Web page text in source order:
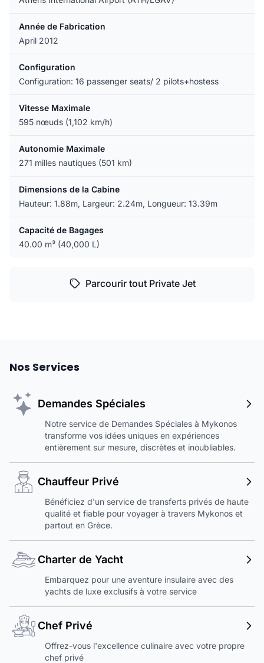
Année de Fabrication
April 2012
Configuration
Configuration: 16 passenger seats/ 2 pilots+hostess
Vitesse Maximale
595 nœuds (1,102 km/h)
Autonomie Maximale
271 milles nautiques (501 km)
Dimensions de la Cabine
Hauteur: 1.88m, Largeur: 2.24m, Longueur: 13.39m
Capacité de Bagages
40.00 m³ (40,000 L)
Parcourir tout Private Jet
Nos Services
Demandes Spéciales
Notre service de Demandes Spéciales à Mykonos
transforme vos idées uniques en expériences
entièrement sur mesure, discrètes et inoubliables.
Chauffeur Privé
Bénéficiez d'un service de transferts privés de haute
qualité et fiable pour voyager à travers Mykonos et
partout en Grèce.
Charter de Yacht
Embarquez pour une aventure insulaire avec des
yachts de luxe exclusifs à votre service
Chef Privé
Offrez-vous l'excellence culinaire avec votre propre
chef privé